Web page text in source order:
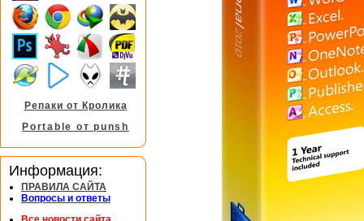
Репаки от Кролика
Portable от punsh
Информация:
ПРАВИЛА САЙТА
Вопросы и ответы